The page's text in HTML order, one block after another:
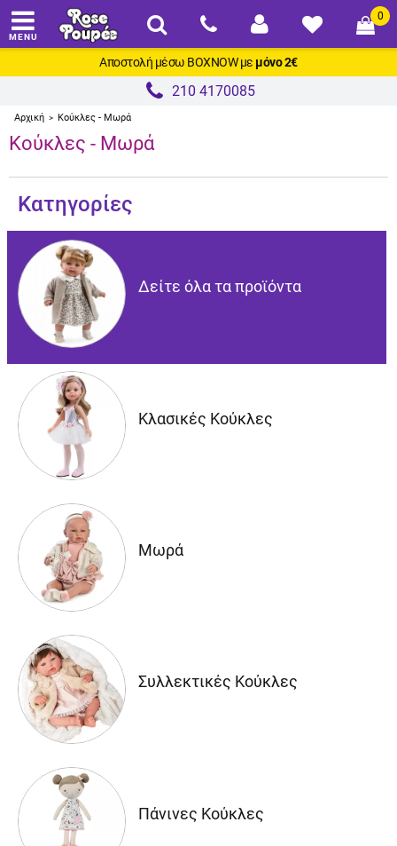
Αποστολή μέσω BOXNOWμε μόνο 2€
MENU
0
210 4170085
Αρχική > Κούκλες - Μωρά
Κούκλες - Μωρά
Κατηγορίες
Δείτε όλα τα προϊόντα
Κλασικές Κούκλες
Μωρά
Συλλεκτικές Κούκλες
Πάνινες Κούκλες